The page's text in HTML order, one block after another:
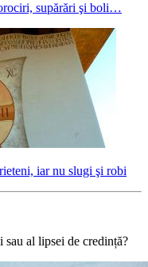
supărări şi boli…
iar nu slugi şi robi
al lipsei de credință?